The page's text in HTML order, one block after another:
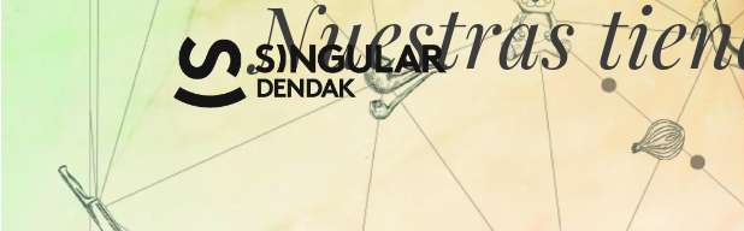
Nuestras